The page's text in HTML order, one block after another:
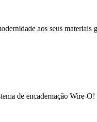
aos seus materiais
de encadernação Wire-